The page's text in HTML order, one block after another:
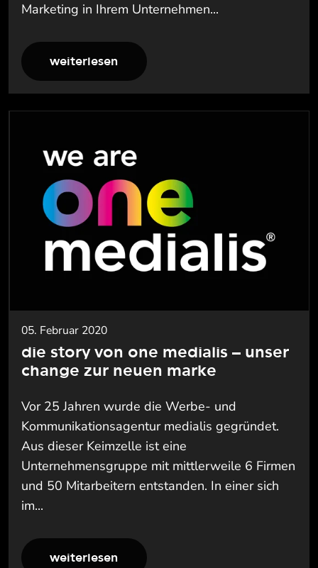
Marketing in Ihrem Unternehmen...
weiterlesen
05. Februar 2020
die story von one medialis – unser
change zur neuen marke
Vor 25 Jahren wurde die Werbe- und
Kommunikationsagentur medialis gegründet.
Aus dieser Keimzelle ist eine
Unternehmensgruppe mit mittlerweile 6 Firmen
und 50 Mitarbeitern entstanden. In einer sich
im...
weiterlesen